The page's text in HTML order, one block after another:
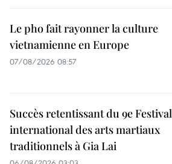
Le pho fait rayonner la culture
vietnamienne en Europe
07/08/2026 08:57
Succès retentissant du 9e Festival
international des arts martiaux
traditionnels à Gia Lai